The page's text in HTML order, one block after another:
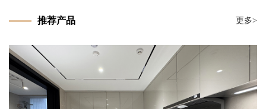
推荐产品 更多>